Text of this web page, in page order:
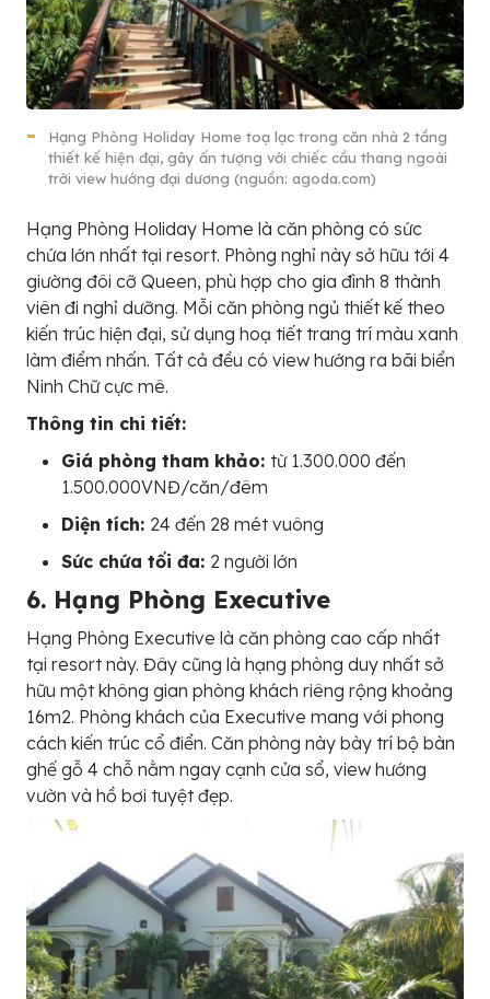
Hạng Phòng Holiday Home toạ lạc trong căn nhà 2 tầng
thiết kế hiện đại, gây ấn tượng với chiếc cầu thang ngoài
trời view hướng đại dương (nguồn: agoda.com)
Hạng Phòng Holiday Home là căn phòng có sức
chứa lớn nhất tại resort. Phòng nghỉ này sở hữu tới 4
giường đôi cỡ Queen, phù hợp cho gia đình 8 thành
viên đi nghỉ dưỡng. Mỗi căn phòng ngủ thiết kế theo
kiến trúc hiện đại, sử dụng hoạ tiết trang trí màu xanh
làm điểm nhấn. Tất cả đều có view hướng ra bãi biển
Ninh Chữ cực mê.
Thông tin chi tiết:
Giá phòng tham khảo: từ 1.300.000 đến
1.500.000VNĐ/căn/đêm
Diện tích: 24 đến 28 mét vuông
Sức chứa tối đa: 2 người lớn
6. Hạng Phòng Executive
Hạng Phòng Executive là căn phòng cao cấp nhất
tại resort này. Đây cũng là hạng phòng duy nhất sở
hữu một không gian phòng khách riêng rộng khoảng
16m2. Phòng khách của Executive mang với phong
cách kiến trúc cổ điển. Căn phòng này bày trí bộ bàn
ghế gỗ 4 chỗ nằm ngay cạnh cửa sổ, view hướng
vườn và hồ bơi tuyệt đẹp.